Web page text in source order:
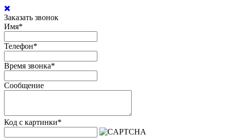
Заказать звонок
Имя*
Телефон*
Время звонка*
Сообщение
Код с картинки*